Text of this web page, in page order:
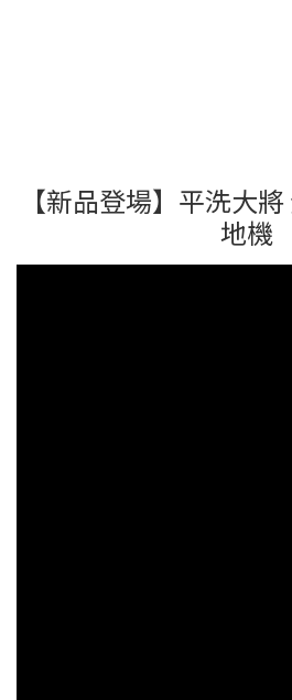
【新品登場】平洗大
地機